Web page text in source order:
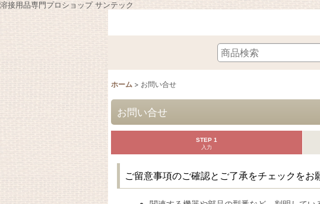
溶接用品専門プロショップ サンテック
ホーム > お問い合せ
お問い合せ
STEP 1
入力
ご留意事項のご確認とご了承をチェックをお